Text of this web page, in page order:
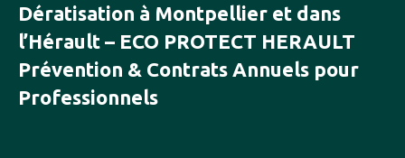
Dératisation à Montpellier et dans
l’Hérault – ECO PROTECT HERAULT
Prévention & Contrats Annuels pour
Professionnels